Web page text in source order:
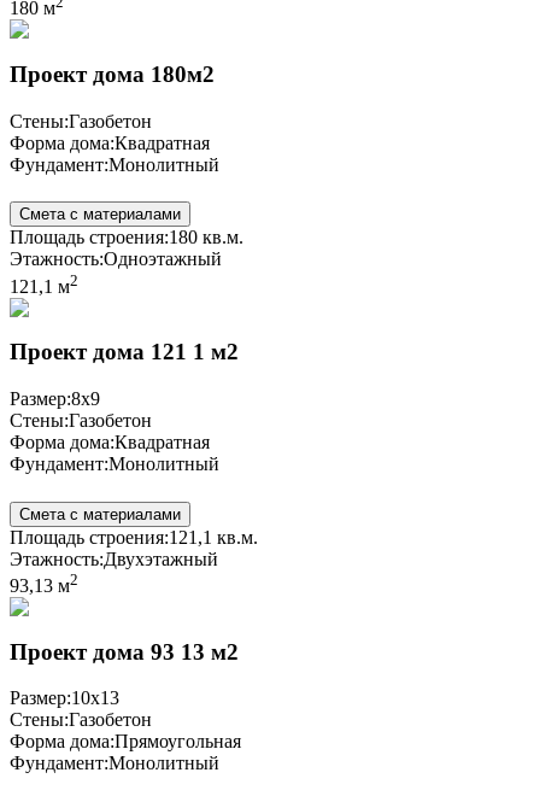
180 м
Проект дома 180м2
Стены:Газобетон
Форма дома:Квадратная
Фундамент:Монолитный
Смета с материалами
Площадь строения:180 кв.м.
Этажность:Одноэтажный
121,1 м2
Проект дома 121 1 м2
Размер:8x9
Стены:Газобетон
Форма дома:Квадратная
Фундамент:Монолитный
Смета с материалами
Площадь строения:121,1 кв.м.
Этажность:Двухэтажный
93,13 м2
Проект дома 93 13 м2
Размер:10x13
Стены:Газобетон
Форма дома:Прямоугольная
Фундамент:Монолитный